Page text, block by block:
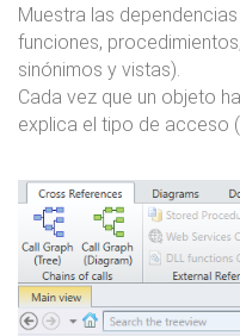
Muestra las
funciones,
sinónimos y vistas).
Cada vez que un objeto
explica el tipo de acceso